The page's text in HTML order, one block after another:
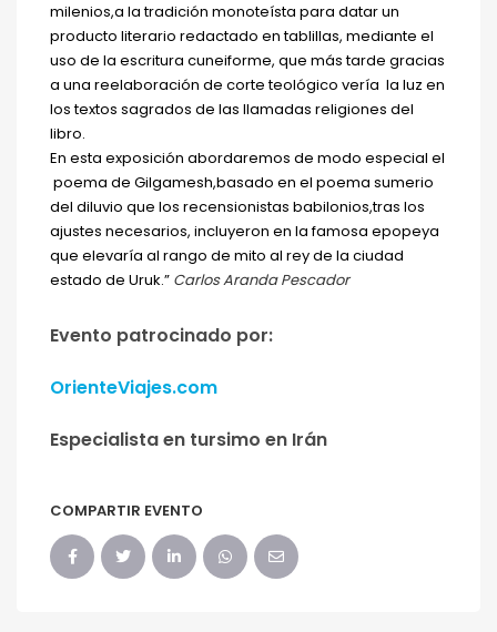
milenios,a la tradición monoteísta para datar un
producto literario redactado en tablillas, mediante el
uso de la escritura cuneiforme, que más tarde gracias
a una reelaboración de corte teológico vería la luz en
los textos sagrados de las llamadas religiones del
libro.
En esta exposición abordaremos de modo especial el
poema de Gilgamesh,basado en el poema sumerio
del diluvio que los recensionistas babilonios,tras los
ajustes necesarios, incluyeron en la famosa epopeya
que elevaría al rango de mito al rey de la ciudad
estado de Uruk.” Carlos Aranda Pescador
Evento patrocinado por:
OrienteViajes.com
Especialista en tursimo en Irán
COMPARTIR EVENTO